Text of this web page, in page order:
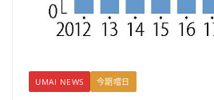
UMAI NEWS 今期嚐日